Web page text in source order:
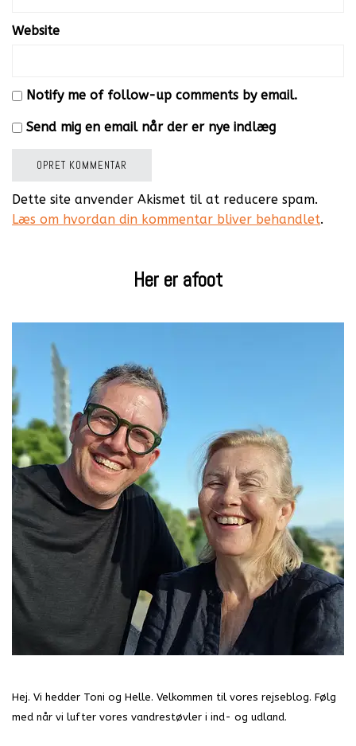
Website
Notify me of follow-up comments by email.
Send mig en email når der er nye indlæg
Dette site anvender Akismet til at reducere spam.
Læs om hvordan din kommentar bliver behandlet.
Her er afoot
Hej. Vi hedder Toni og Helle. Velkommen til vores rejseblog. Følg
med når vi lufter vores vandrestøvler i ind- og udland.